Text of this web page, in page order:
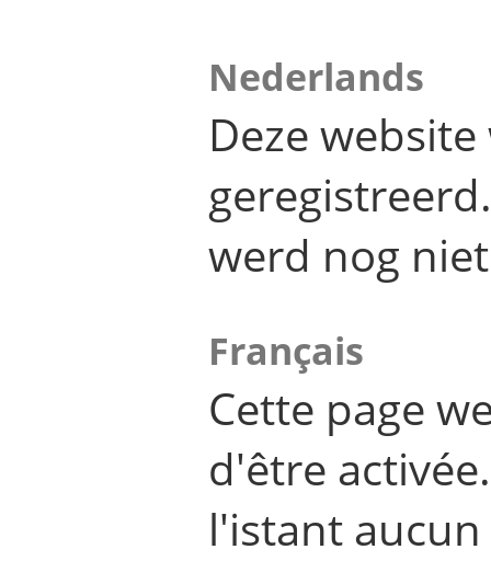
Nederlands
Deze
werd nog
Français
Cette page
d'être
l'istant